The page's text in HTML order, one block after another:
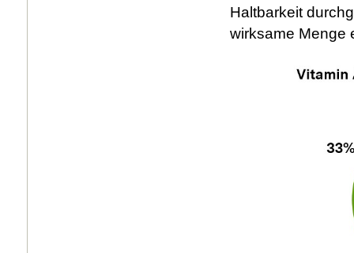
Haltbarkeit
wirksame Menge